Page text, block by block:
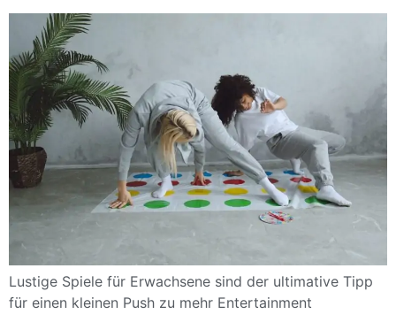
Lustige Spiele für Erwachsene sind der ultimative Tipp
für einen kleinen Push zu mehr Entertainment